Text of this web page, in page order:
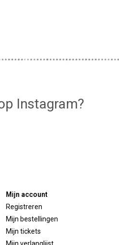
Instagram?
Mijn account
Registreren
Mijn bestellingen
Mijn tickets